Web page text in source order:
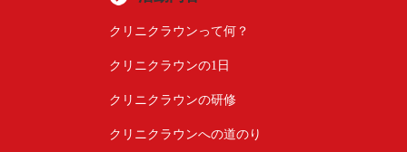
クリニクラウンって何？
クリニクラウンの1日
クリニクラウンの研修
クリニクラウンへの道のり